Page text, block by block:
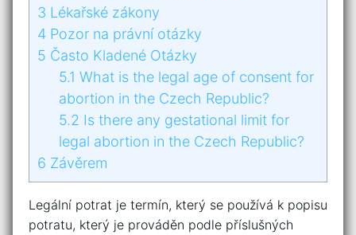
3 Lékařské zákony
4 Pozor na právní otázky
5 Často Kladené Otázky
5.1 What is the legal age of consent for
abortion in the Czech Republic?
5.2 Is there any gestational limit for
legal abortion in the Czech Republic?
6 Závěrem
Legální potrat je termín, který se používá k popisu
potratu, který je prováděn podle příslušných